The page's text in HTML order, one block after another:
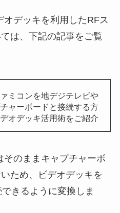
デッキを利用したRFス
は、下記の記事をご覧
ミコンを地デジテレビや
ャーボードと接続する方
オデッキ活用術をご紹介
そのままキャプチャーボ
ため、ビデオデッキを
きるように変換しま